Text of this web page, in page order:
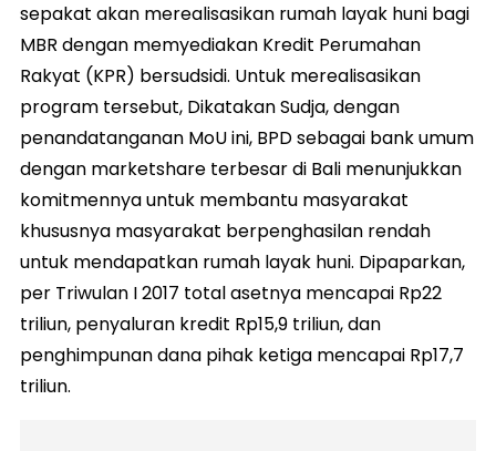
sepakat akan merealisasikan rumah layak huni bagi
MBR dengan memyediakan Kredit Perumahan
Rakyat (KPR) bersudsidi. Untuk merealisasikan
program tersebut, Dikatakan Sudja, dengan
penandatanganan MoU ini, BPD sebagai bank umum
dengan marketshare terbesar di Bali menunjukkan
komitmennya untuk membantu masyarakat
khususnya masyarakat berpenghasilan rendah
untuk mendapatkan rumah layak huni. Dipaparkan,
per Triwulan I 2017 total asetnya mencapai Rp22
triliun, penyaluran kredit Rp15,9 triliun, dan
penghimpunan dana pihak ketiga mencapai Rp17,7
triliun.